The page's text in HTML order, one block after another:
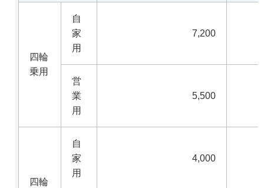
四輪
乗用
自
家
用
7,200
営
業
用
5,500
四輪
自
家
用
4,000